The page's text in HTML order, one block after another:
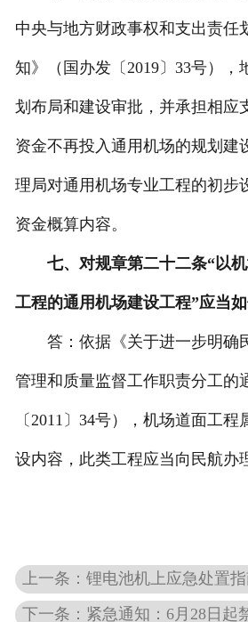
中央与地方财政事权和支出责任
知》（国办发〔2019〕33号），
划布局和建设审批，并承担相应
资金不再投入通用机场的规划建
理局对通用机场专业工程的初步
资金概算内容。
七、对规章第二十二条“以
工程的通用机场建设工程”应当
答：依据《关于进一步明确
管理和质量监督工作职责分工的
〔2011〕34号），机场道面工
设内容，此类工程应当向民航办
上一条：锂电池机上应急处置